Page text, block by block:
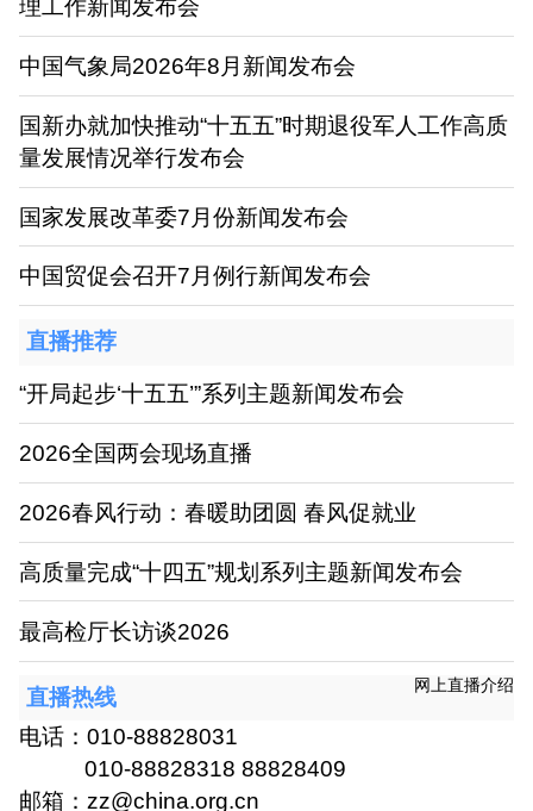
理工作新闻发布会
中国气象局2026年8月新闻发布会
国新办就加快推动“十五五”时期退役军人工作高质
量发展情况举行发布会
国家发展改革委7月份新闻发布会
中国贸促会召开7月例行新闻发布会
直播推荐
“开局起步‘十五五’”系列主题新闻发布会
2026全国两会现场直播
2026春风行动：春暖助团圆 春风促就业
高质量完成“十四五”规划系列主题新闻发布会
最高检厅长访谈2026
网上直播介绍
直播热线
电话：010-88828031
010-88828318 88828409
邮箱：zz@china.org.cn